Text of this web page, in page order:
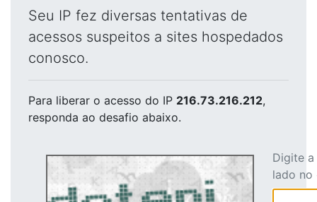
Seu IP fez diversas tentativas de
acessos suspeitos a sites hospedados
conosco.
Para liberar o acesso do IP 216.73.216.212,
responda ao desafio abaixo.
Digite
lado no